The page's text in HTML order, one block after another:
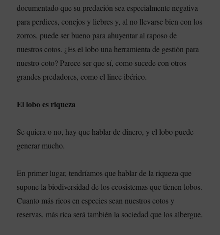
documentado que su predación sea especialmente negativa
para perdices, conejos y liebres y, al no llevarse bien con los
zorros, puede ser bueno para ahuyentar al raposo de
nuestros cotos. ¿Es el lobo una herramienta de gestión para
nuestro coto? Parece ser que sí, como sucede con otros
grandes predadores, como el lince ibérico.
El lobo es riqueza
Se quiera o no, hay que hablar de dinero, y el lobo puede
generar mucho.
En primer lugar, tendríamos que hablar de la riqueza que
supone la biodiversidad de los ecosistemas que tienen lobos.
Cuanto más ricos en especies sean nuestros cotos y
reservas, más rica será también la sociedad que los albergue.